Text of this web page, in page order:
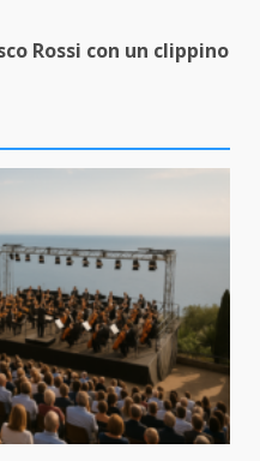
Rossi con un clippino